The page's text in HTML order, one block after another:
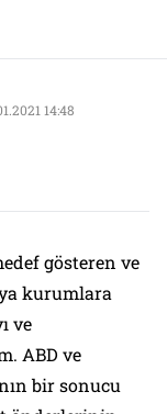
14:48
gösteren ve
kurumlara
ve
ABD ve
bir sonucu